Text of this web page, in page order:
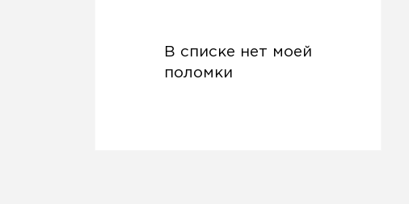
В списке нет моей
поломки